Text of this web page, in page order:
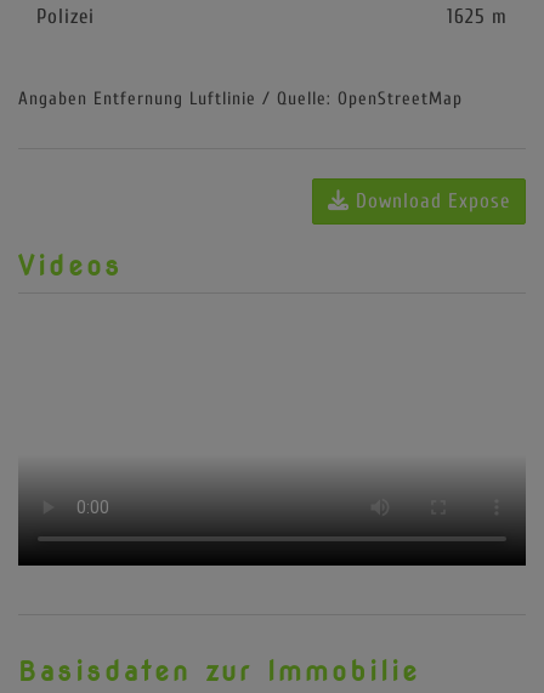
Polizei
1625 m
Angaben Entfernung Luftlinie / Quelle: OpenStreetMap
Download Expose
Videos
Basisdaten zur Immobilie